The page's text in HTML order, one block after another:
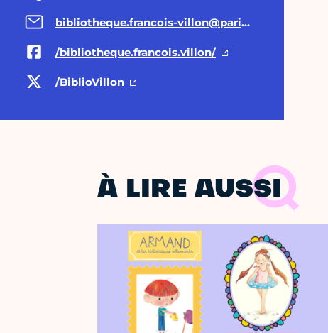
bibliotheque.francois-villon@paris.fr
/bibliotheque.francois.villon/
/BiblioVillon
À LIRE AUSSI